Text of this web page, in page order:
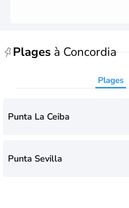
Plages à Concordia
Plages
Punta La Ceiba
Punta Sevilla